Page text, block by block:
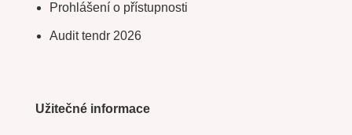
Prohlášení o přístupnosti
Audit tendr 2026
Užitečné informace